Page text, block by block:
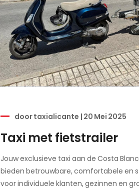
doortaxialicante | 20 Mei 2025
Taxi met fietstrailer
Jouw exclusieve taxi aan de Costa
bieden betrouwbare, comfortabele en
voor individuele klanten, gezinnen en